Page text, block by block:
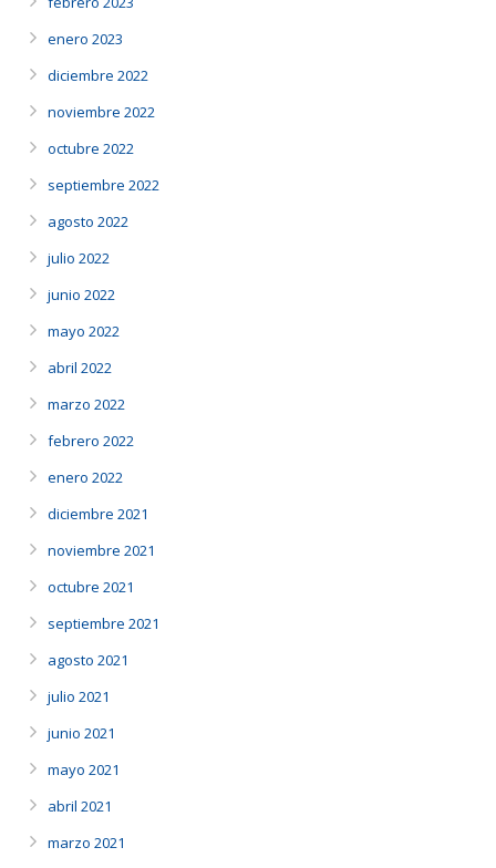
enero 2023
diciembre 2022
noviembre 2022
octubre 2022
septiembre 2022
agosto 2022
julio 2022
junio 2022
mayo 2022
abril 2022
marzo 2022
febrero 2022
enero 2022
diciembre 2021
noviembre 2021
octubre 2021
septiembre 2021
agosto 2021
julio 2021
junio 2021
mayo 2021
abril 2021
marzo 2021